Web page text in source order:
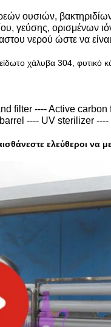
ουσιών,
γεύσης, ορισμένων
νερού ώστε να
χάλυβα 304, φυτικό
filter ---- Active
---- UV sterilizer
ελεύθεροι να